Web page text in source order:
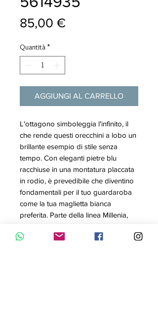
85,00 €Prezzo
Quantità *
AGGIUNGI AL CARRELLO
L'ottagono simboleggia l'infinito, il
che rende questi orecchini a lobo un
brillante esempio di stile senza
tempo. Con eleganti pietre blu
racchiuse in una montatura placcata
in rodio, è prevedibile che diventino
fondamentali per il tuo guardaroba
come la tua maglietta bianca
preferita. Parte della linea Millenia,
questi orecchini sono firmati dalla
Direttrice creativa Giovanna